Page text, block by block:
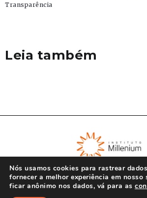
Transparência
Leia também
Nós usamos cookies para rastrear
fornecer a melhor experiência em nosso
ficar anônimo nos dados, vá para as